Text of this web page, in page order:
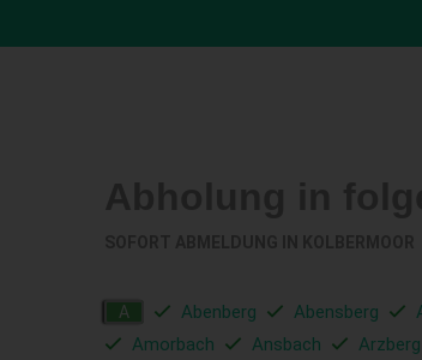
A Abenberg Abensberg
Amorbach
Ansbach Arzberg